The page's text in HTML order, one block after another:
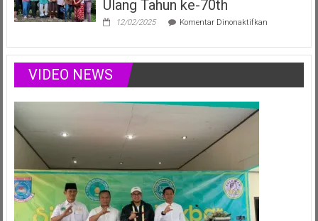
Siap
Harumkan
Ajang
Juli
Ulang Tahun ke-70th
12/02/2025 Komentar Dinonaktifkanpada
Setiono
Rayakan
Tahun
VIDEO NEWS